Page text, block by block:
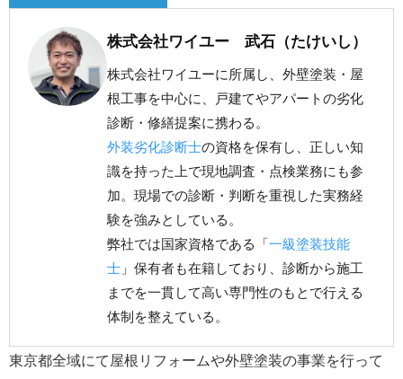
株式会社ワイユー 武石（たけいし）
株式会社ワイユーに所属し、外壁塗装・屋
根工事を中心に、戸建てやアパートの劣化
診断・修繕提案に携わる。
外装劣化診断士の資格を保有し、正しい知
識を持った上で現地調査・点検業務にも参
加。現場での診断・判断を重視した実務経
験を強みとしている。
弊社では国家資格である「一級塗装技能
士 」保有者も在籍しており、診断から施工
までを一貫して高い専門性のもとで行える
体制を整えている。
東京都全域にて屋根リフォームや外壁塗装の事業を行って